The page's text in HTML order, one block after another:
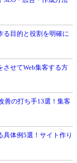
る目的と役割を明確に
させてWeb集客する方
善の打ち手13選！集客
具体例5選！サイト作り